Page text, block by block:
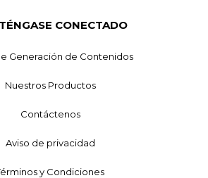
CONECTADO
Generación de Contenidos
Nuestros Productos
Contáctenos
Aviso de privacidad
y Condiciones